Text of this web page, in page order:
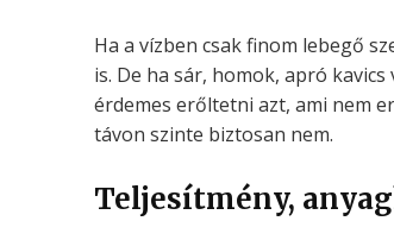
Ha a vízben csak finom lebegő
is. De ha sár, homok, apró
érdemes erőltetni azt, ami nem
távon szinte biztosan nem.
Teljesítmény,